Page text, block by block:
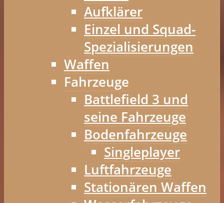
Aufklärer
Einzel und Squad-
Spezialisierungen
Waffen
Fahrzeuge
Battlefield 3 und
seine Fahrzeuge
Bodenfahrzeuge
Singleplayer
Luftfahrzeuge
Stationären Waffen